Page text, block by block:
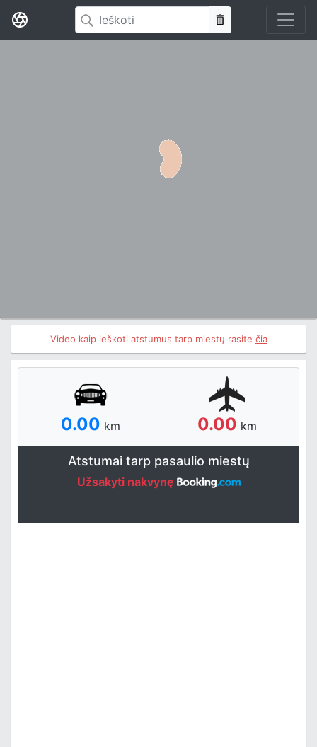
Video kaip ieškoti atstumus tarp miestų rasite čia
0.00 km 0.00 km
Atstumai tarp pasaulio miestų
Užsakyti nakvynę